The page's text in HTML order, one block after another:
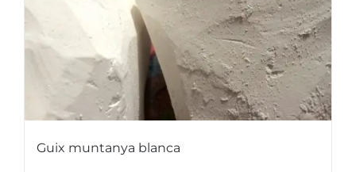
Guix muntanya blanca